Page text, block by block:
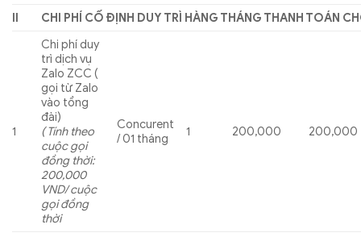
II CHI PHÍ CỐ ĐỊNH DUY TRÌ HÀNG THÁNG THANH TOÁN
1
Chi phí duy
trì dịch vụ
Zalo ZCC (
gọi từ Zalo
vào tổng
đài)
( Tính theo
cuộc gọi
đồng thời:
200,000
VND/ cuộc
gọi đồng
thời
Concurent
/ 01 tháng
1 200,000 200,000